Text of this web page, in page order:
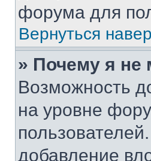
форума для
Вернуться
» Почему я не
Возможность
на уровне
добавление